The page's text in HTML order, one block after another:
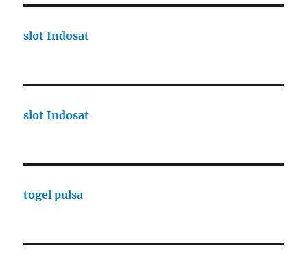
slot Indosat
slot Indosat
togel pulsa